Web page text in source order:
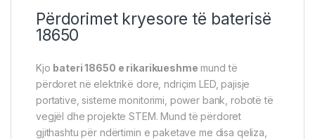
Përdorimet kryesore të baterisë
18650
Kjo bateri 18650 e rikarikueshme mund të
përdoret në elektrikë dore, ndriçim LED, pajisje
portative, sisteme monitorimi, power bank, robotë të
vegjël dhe projekte STEM. Mund të përdoret
gjithashtu për ndërtimin e paketave me disa qeliza,